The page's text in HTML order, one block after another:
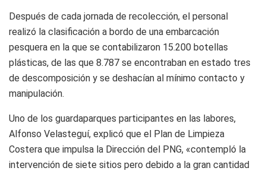
Después de cada jornada de recolección, el personal
realizó la clasificación a bordo de una embarcación
pesquera en la que se contabilizaron 15.200 botellas
plásticas, de las que 8.787 se encontraban en estado tres
de descomposición y se deshacían al mínimo contacto y
manipulación.
Uno de los guardaparques participantes en las labores,
Alfonso Velasteguí, explicó que el Plan de Limpieza
Costera que impulsa la Dirección del PNG, «contempló la
intervención de siete sitios pero debido a la gran cantidad